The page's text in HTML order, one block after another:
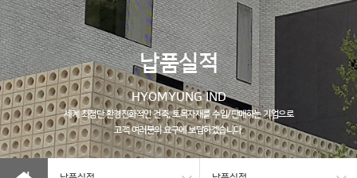
납품실적
HYOMYUNG IND
세계 최첨단 환경친화적인 건축, 토목자재를 수입/판매하는 기업으로
고객 여러분의 요구에 보답하겠습니다.